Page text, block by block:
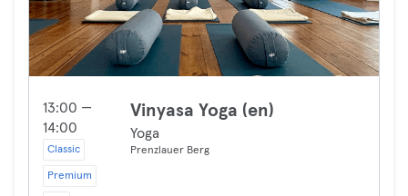
13:00 —
14:00
Classic
Premium
Vinyasa Yoga (en)
Yoga
Prenzlauer Berg